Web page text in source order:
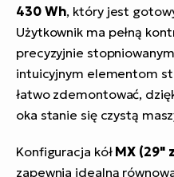
430 Wh, który jest
Użytkownik ma pełną
precyzyjnie
intuicyjnym elementom
łatwo zdemontować,
oka stanie się czystą
Konfiguracja kół MX (29"
zapewnia idealną